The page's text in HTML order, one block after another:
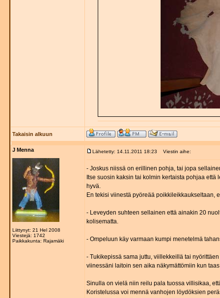
Takaisin alkuun
J Menna
Liittynyt: 21 Hel 2008
Viestejä: 1742
Paikkakunta: Rajamäki
Lähetetty: 14.11.2011 18:23 Viestin aihe:
- Joskus niissä on erillinen pohja, tai jopa
Itse suosin kaksin tai kolmin kertaista pohjaa
hyvä.
En tekisi viinestä pyöreää poikkileikkaukseltaan,
- Leveyden suhteen sellainen että ainakin 20
kolisematta.
- Ompeluun käy varmaan kumpi menetelmä
- Tukikepissä sama juttu, viillekkeillä tai
viinessäni laitoin sen aika näkymättömiin kun
Sinulla on vielä niin reilu pala tuossa villisikaa,
Koristelussa voi mennä vanhojen löydöksien